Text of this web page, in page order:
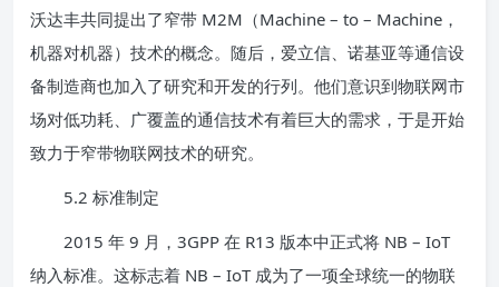
沃达丰共同提出了窄带 M2M（Machine – to – Machine，
机器对机器）技术的概念。随后，爱立信、诺基亚等通信设
备制造商也加入了研究和开发的行列。他们意识到物联网市
场对低功耗、广覆盖的通信技术有着巨大的需求，于是开始
致力于窄带物联网技术的研究。
5.2 标准制定
2015 年 9 月，3GPP 在 R13 版本中正式将 NB – IoT
纳入标准。这标志着 NB – IoT 成为了一项全球统一的物联